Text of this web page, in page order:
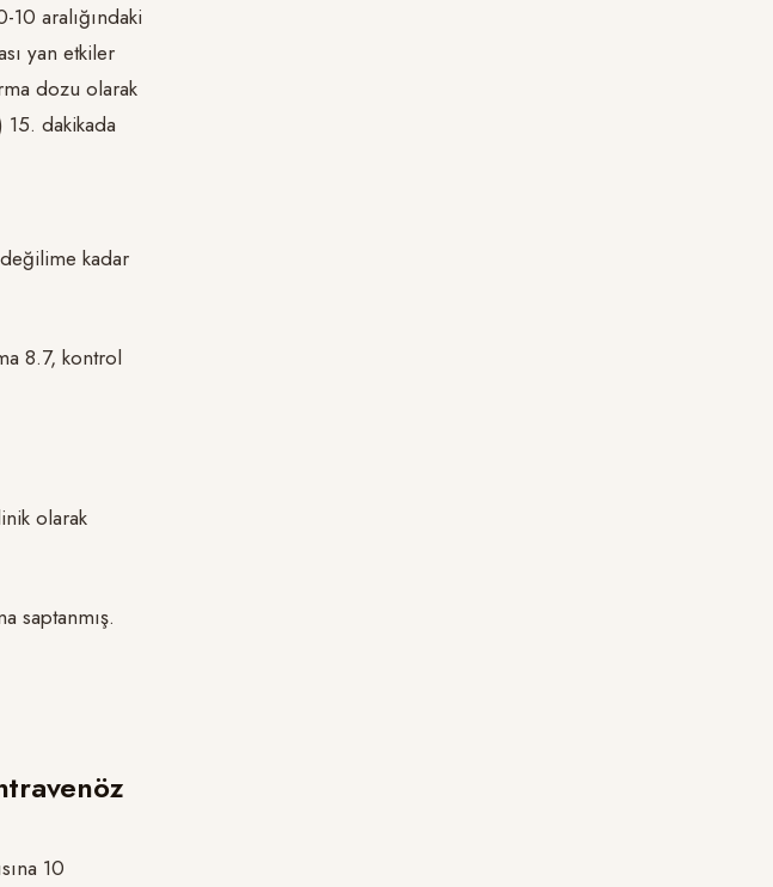
aralığındaki
yan etkiler
dozu olarak
dakikada
kadar
8.7, kontrol
olarak
saptanmış.
10